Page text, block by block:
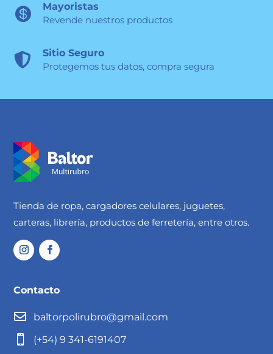

Mayoristas
Revende nuestros productos

Sitio Seguro
Protegemos tus datos, compra segura
Tienda de ropa, cargadores celulares, juguetes,
carteras, librería, productos de ferretería, entre otros.
Contacto
 baltorpolirubro@gmail.com
 (+54) 9 341-6191407